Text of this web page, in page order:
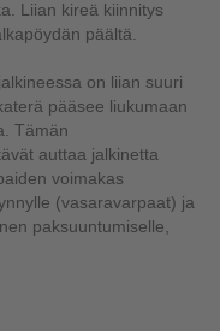
Liian kireä kiinnitys
päältä.
on liian suuri
pääsee liukumaan
Tämän
auttaa jalkinetta
voimakas
(vasaravarpaat) ja
paksuuntumiselle,